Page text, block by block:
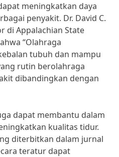
meningkatkan daya
penyakit. Dr. David C.
di Appalachian State
“Olahraga
tubuh dan mampu
rutin berolahraga
dibandingkan dengan
dapat membantu dalam
kualitas tidur.
diterbitkan dalam jurnal
teratur dapat